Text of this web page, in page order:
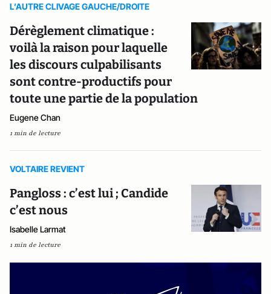
L’AUTRE CLIVAGE GAUCHE/DROITE
Dérèglement climatique :
voilà la raison pour laquelle
les discours culpabilisants
sont contre-productifs pour
toute une partie de la population
Eugene Chan
1 min de lecture
VOLTAIRE REVIENT
Pangloss : c’est lui ; Candide
c’est nous
Isabelle Larmat
1 min de lecture